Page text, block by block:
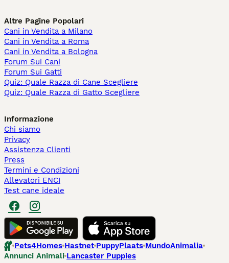
Altre Pagine Popolari
Cani in Vendita a Milano
Cani in Vendita a Roma
Cani in Vendita a Bologna
Forum Sui Cani
Forum Sui Gatti
Quiz: Quale Razza di Cane Scegliere
Quiz: Quale Razza di Gatto Scegliere
Informazione
Chi siamo
Privacy
Assistenza Clienti
Press
Termini e Condizioni
Allevatori ENCI
Test cane ideale
Pets4Homes Hastnet PuppyPlaats MundoAnimalia
Annunci Animali Lancaster Puppies